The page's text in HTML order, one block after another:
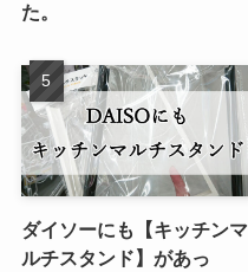
た。
ダイソーにも【キッチンマ
ルチスタンド】があっ